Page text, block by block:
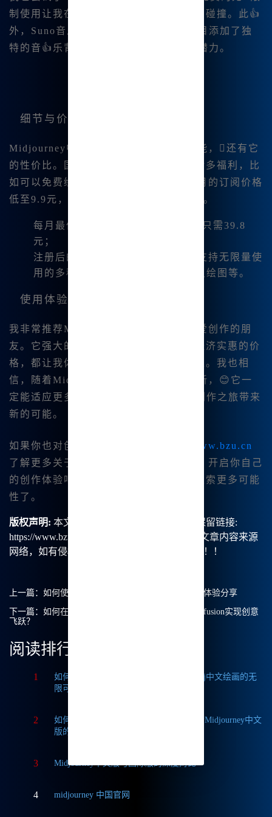
制使用让我在创作过程中有了更多灵感的碰撞。此👍
外，Suno音乐生成也让我为一些视频项目添加了独
特的音👍乐背景，|充分释放了我的创作潜力。
细节与价格
Midjourney中文版最吸引我的不仅是功能，还有它
的性价比。国内版用户注册后就会享有诸多福利，比
如可以免费绘图1825张！而且每个👍月的订阅价格
低至9.9元，让我无需🔥担心.高昂的费用。
每月最低9.9元起，月会员高级套餐只需39.8
元；
注册后的福利包括每日领取积分，支持无限量使
用的多种绘图工具，如SDXL、可灵绘图等。
使用体验总结
我非常推荐Midjourney中文版给所有热爱创作的朋
友。它强大的功能，简便的操作，以及经济实惠的价
格，都让我体验到了前所未有的创作乐趣。我也相
信，随着Midjourney中文绘画的不断更新，😊它一
定能适应更多用户的需求，为我们😊的创作之旅带来
新的可能。
如果你也对创作充满.热情，不妨访问
www.bzu.cn
了解更多关于Midjourney中文版的信息，开启你自己
的创作体验吧！我已经迫不及待地想要探索更多可能
性了。
版权声明: 本文由【B族智能】原创，转载请保留链接:
https://www.bzu.cn/news/show/9257.html，部分文章内容来源
网络，如有侵权请联系我们删除处理。谢谢！！！
上一篇： 如何使用Midjourney登录？我的Mj中文绘画体验分享
下一篇： 如何在Midjourney中文绘画中利用Stable Diffusion实现创意
飞跃？
阅读排行
1
如何获取Midjourney破解版免费？探索Mj中文绘画的无
限可能
2
如何轻松实现Midjourney本地部署？探索Midjourney中文
版的无限可能
3 Midjourney中文版与国际版的深度对比
4 midjourney 中国官网